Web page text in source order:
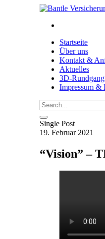
Startseite
Über uns
Kontakt &
Aktuelles
3D-Rundgang
Impressum &
Single Post
19. Februar 2021
“Vision” –